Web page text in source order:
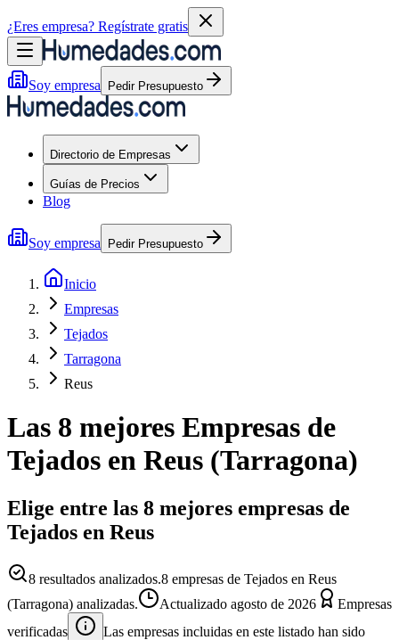
¿Eres empresa? Regístrate gratis
Soy empresa Pedir Presupuesto
Directorio de Empresas
Guías de Precios
Blog
Soy empresa Pedir Presupuesto
Inicio
Empresas
Tejados
Tarragona
Reus
Las 8 mejores Empresas de
Tejados en Reus (Tarragona)
Elige entre las 8 mejores empresas de
Tejados en Reus
8 resultados analizados.8 empresas de Tejados en Reus
(Tarragona) analizadas.
Actualizado agosto de 2026
Empresas
verificadas
Las empresas incluidas en este listado han sido